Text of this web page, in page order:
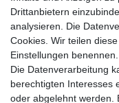
Drittanbietern
analysieren. Die
Cookies. Wir teilen
Einstellungen benennen.
Die Datenverarbeitung
berechtigten Interesses
oder abgelehnt werden.
Vertrag widerrufen
Zum Händlerbereich